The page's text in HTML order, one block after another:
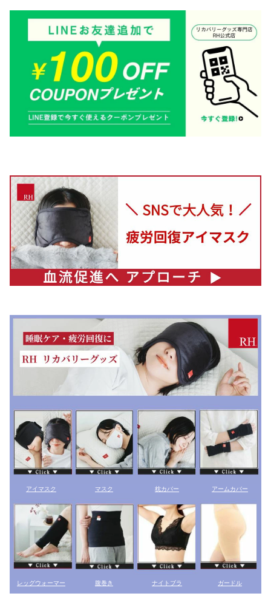
アイマスク マスク 枕カバー アームカバー
レッグウォーマー 腹巻き ナイトブラ ガードル